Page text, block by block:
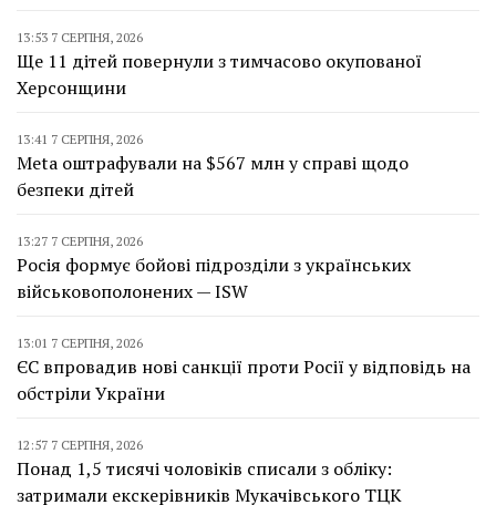
13:53 7 СЕРПНЯ, 2026
Ще 11 дітей повернули з тимчасово окупованої
Херсонщини
13:41 7 СЕРПНЯ, 2026
Meta оштрафували на $567 млн у справі щодо
безпеки дітей
13:27 7 СЕРПНЯ, 2026
Росія формує бойові підрозділи з українських
військовополонених — ISW
13:01 7 СЕРПНЯ, 2026
ЄС впровадив нові санкції проти Росії у відповідь на
обстріли України
12:57 7 СЕРПНЯ, 2026
Понад 1,5 тисячі чоловіків списали з обліку:
затримали екскерівників Мукачівського ТЦК